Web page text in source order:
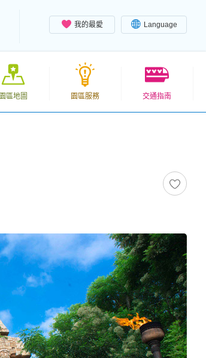
我的最愛 Language
園區地圖 園區服務 交通指南